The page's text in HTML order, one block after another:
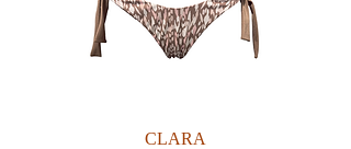
CLARA